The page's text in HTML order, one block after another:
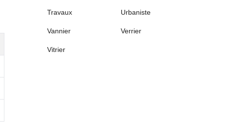
Travaux Urbaniste
Vannier Verrier
Vitrier